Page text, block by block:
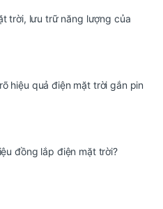
trời, lưu trữ năng lượng của
hiệu quả điện mặt trời gắn pin
đồng lắp điện mặt trời?